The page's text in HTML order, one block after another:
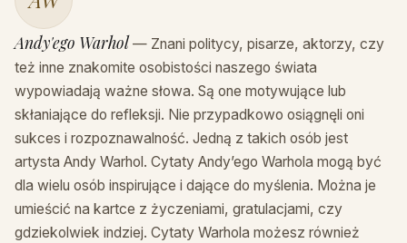
Andy'ego Warhol — Znani politycy, pisarze, aktorzy, czy
też inne znakomite osobistości naszego świata
wypowiadają ważne słowa. Są one motywujące lub
skłaniające do refleksji. Nie przypadkowo osiągnęli oni
sukces i rozpoznawalność. Jedną z takich osób jest
artysta Andy Warhol. Cytaty Andy’ego Warhola mogą być
dla wielu osób inspirujące i dające do myślenia. Można je
umieścić na kartce z życzeniami, gratulacjami, czy
gdziekolwiek indziej. Cytaty Warhola możesz również